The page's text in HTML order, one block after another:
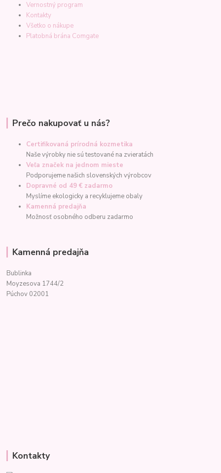
Vernostný program
Kontakty
Všetko o nákupe
Platobná brána Comgate
Prečo nakupovať u nás?
Certifikovaná prírodná kozmetika
Naše výrobky nie sú testované na zvieratách
Veľa značek na jednom mieste
Podporujeme našich slovenských výrobcov
Dopravné od 49 € zadarmo
Myslíme ekologicky a recyklujeme obaly
Kamenná predajňa
Možnosť osobného odberu zadarmo
Kamenná predajňa
Bublinka
Moyzesova 1744/2
Púchov 02001
Kontakty